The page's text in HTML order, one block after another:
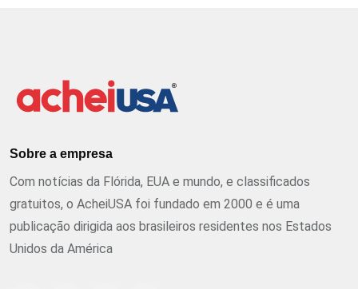
Sobre a empresa
Com notícias da Flórida, EUA e mundo, e classificados
gratuitos, o AcheiUSA foi fundado em 2000 e é uma
publicação dirigida aos brasileiros residentes nos Estados
Unidos da América